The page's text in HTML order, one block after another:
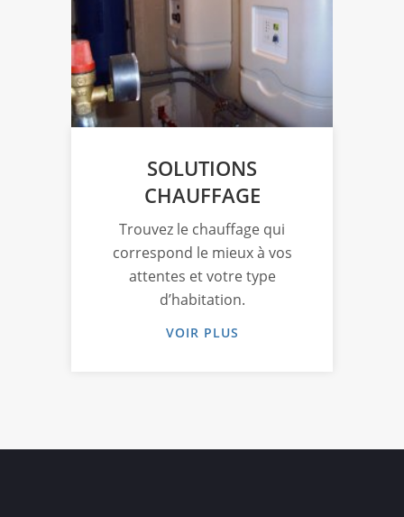
SOLUTIONS
CHAUFFAGE
Trouvez le chauffage qui
correspond le mieux à vos
attentes et votre type
d’habitation.
VOIR PLUS